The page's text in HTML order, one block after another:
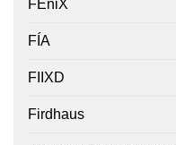
FEniX
FÍA
FIIXD
Firdhaus